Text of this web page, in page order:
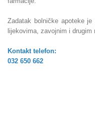
Zadatak bolničke apoteke
lijekovima, zavojnim i
Kontakt telefon:
032 650 662